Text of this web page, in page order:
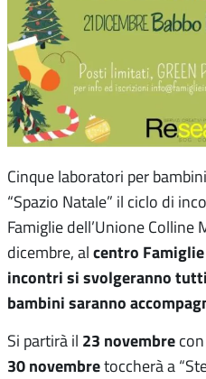
Cinque laboratori per
“Spazio Natale” il ciclo di
Famiglie dell’Unione
dicembre, al centro
incontri si svolgeranno
bambini saranno
Si partirà il 23 novembre
30 novembretoccherà a